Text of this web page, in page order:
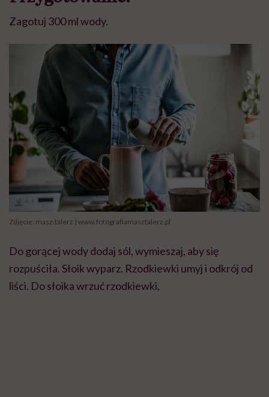
Zagotuj 300 ml wody.
Zdjęcie: masz.talerz | www.fotografiamasztalerz.pl
Do gorącej wody dodaj sól, wymieszaj, aby się
rozpuściła. Słoik wyparz. Rzodkiewki umyj i odkrój od
liści. Do słoika wrzuć rzodkiewki,